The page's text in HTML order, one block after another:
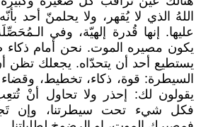
اللهُ الذي لا يُقهر، ولا يحلمنّ أحد
عليها. إنها قُدرة إلهيّة، وفي
يكون مصيره الموت. نحن أمام ذكاء
يستطيع أحد أن يتحدّاه. يجعلك تظن
السيطرة: قوة، ذكاء، تخطيط، وقضاء
يقولون لك: إحذر ولا تحاول أنْ
فكل شيء تحت سيطرتنا، وإن